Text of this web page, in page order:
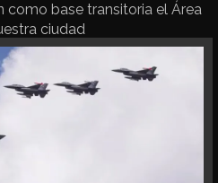
como base transitoria el Área
ciudad